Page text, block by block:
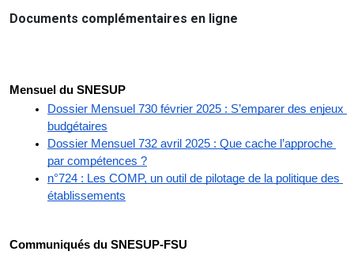
Documents complémentaires en ligne
Mensuel du SNESUP
Dossier Mensuel 730 février 2025 : S’emparer des enjeux
budgétaires
Dossier Mensuel 732 avril 2025 : Que cache l’approche
par compétences ?
n°724 : Les COMP, un outil de pilotage de la politique des
établissements
Communiqués du SNESUP-FSU